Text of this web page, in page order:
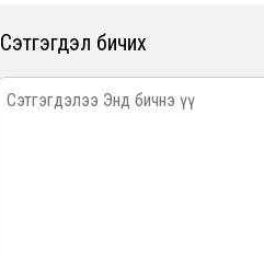
Сэтгэгдэл бичих